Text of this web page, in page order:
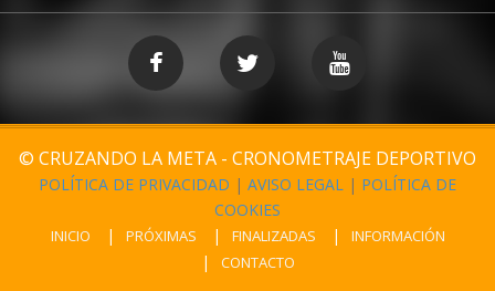
© CRUZANDO LA META - CRONOMETRAJE DEPORTIVO
POLÍTICA DE PRIVACIDAD | AVISO LEGAL | POLÍTICA DE
COOKIES
INICIO PRÓXIMAS FINALIZADAS
INFORMACIÓN
CONTACTO